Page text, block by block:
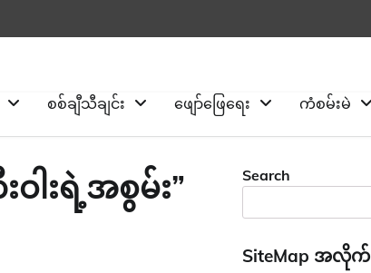
စစ်ချီသီချင်း ဖျော်ဖြေရေး
ကံစမ်းမဲ
ဝါးရဲ့အစွမ်း” Search
SiteMap အလိုက်